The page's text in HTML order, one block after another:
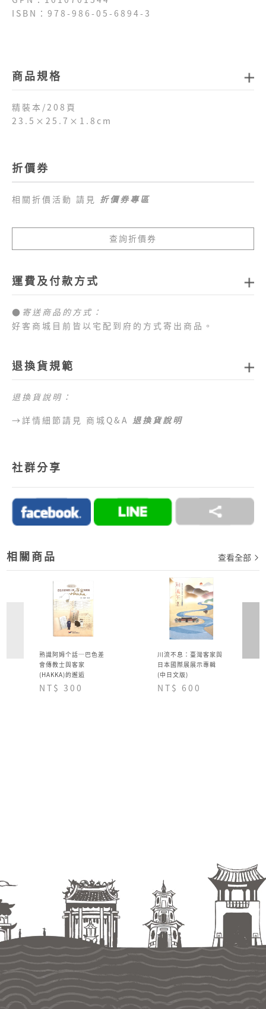
ISBN：978-986-05-6894-3
商品規格
精裝本/208頁
23.5×25.7×1.8cm
折價券
相關折價活動 請見 折價券專區
查詢折價券
運費及付款方式
● 寄送商品的方式：
好客商城目前皆以宅配到府的方式寄出商品。
1.全站消費滿新臺幣
區 （澎湖、金門、馬祖、綠島、蘭嶼、小琉球等地
區）及海外地區暫不提供配送服務，敬請見諒。
ATM、ATM櫃台機、超商代碼繳費。
→詳情細節請見 商城Q&A購物說明
退換貨規範
退換貨說明：
→詳情細節請見 商城Q&A 退換貨說明
社群分享
相關商品 查看全部
熟識阿姆个話─巴色差
會傳教士與客家
(HAKKA)的邂逅
NT$ 300
川流不息：臺灣客家與
日本國際展展示專輯
(中日文版)
NT$ 600